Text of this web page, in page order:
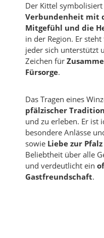
Der Kittel
Verbundenheit mit
Mitgefühl und die
in der Region. Er
jeder sich unterstützt
Zeichen für
Fürsorge.
Das Tragen eines
pfälzischer
und zu erleben. Er ist
besondere Anlässe
sowie Liebe zur Pfalz
Beliebtheit über alle
und verdeutlicht ein
Gastfreundschaft.